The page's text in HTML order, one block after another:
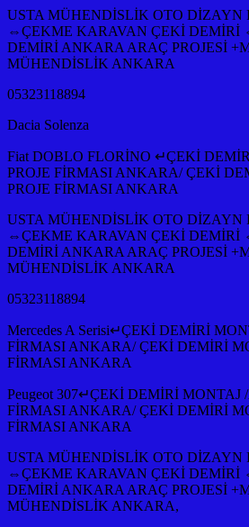
USTA MÜHENDİSLİK OTO DİZAYN
⇔ÇEKME KARAVAN ÇEKİ DEMİRİ
DEMİRİ ANKARA ARAÇ PROJESİ
MÜHENDİSLİK ANKARA
05323118894
Dacia Solenza
Fiat DOBLO FLORİNO ↵ÇEKİ
PROJE FİRMASI ANKARA/ ÇEKİ
PROJE FİRMASI ANKARA
USTA MÜHENDİSLİK OTO DİZAYN
⇔ÇEKME KARAVAN ÇEKİ DEMİRİ
DEMİRİ ANKARA ARAÇ PROJESİ
MÜHENDİSLİK ANKARA
05323118894
Mercedes A Serisi↵ÇEKİ DEMİRİ
FİRMASI ANKARA/ ÇEKİ DEMİRİ
FİRMASI ANKARA
Peugeot 307↵ÇEKİ DEMİRİ MONTAJ
FİRMASI ANKARA/ ÇEKİ DEMİRİ
FİRMASI ANKARA
USTA MÜHENDİSLİK OTO DİZAYN
⇔ÇEKME KARAVAN ÇEKİ DEMİRİ
DEMİRİ ANKARA ARAÇ PROJESİ
MÜHENDİSLİK ANKARA,